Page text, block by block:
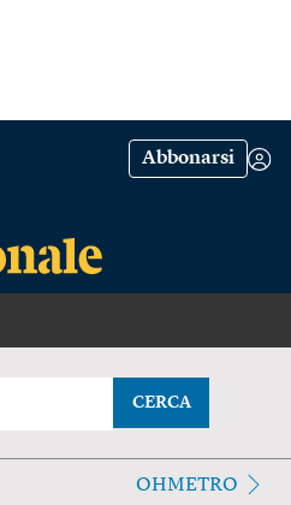
Abbonarsi
CERCA
OHMETRO